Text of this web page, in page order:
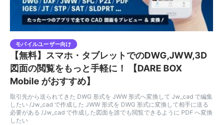
モバイルユーザー向け
【無料】スマホ・タブレットでのDWG,JWW,3D
図面の閲覧をもっと手軽に！ 【DARE BOX
Mobile がおすすめ】
取引先から送られてきた DWG 形式を JWW 形式へ変換して Jw_cad で編集
したい /Jw_cad で作成した JWW 形式を DWG 形式に変換して相手に送る
必要がある /Jw_cad で作成した図面を誰でも閲覧できるように PDF へ変換
したい